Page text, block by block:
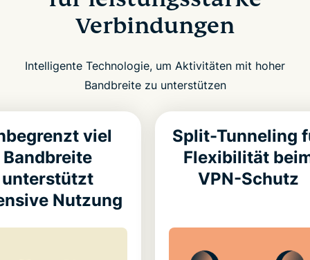
Verbindungen
Intelligente Technologie, um Aktivitäten mit hoher
Bandbreite zu unterstützen
viel
Bandbreite
unterstützt
Nutzung
Split-Tunneling
Flexibilität
VPN-Schutz